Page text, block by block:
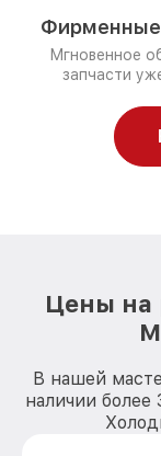
Мгновенное
запчасти
Цены на
В нашей
наличии